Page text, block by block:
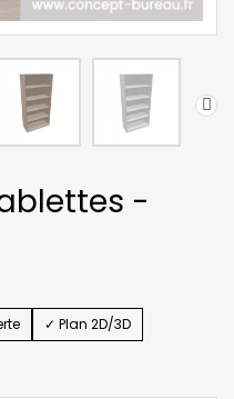
-
✓ Plan 2D/3D